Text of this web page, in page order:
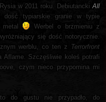
w 2011 roku. DebiutanckiAll
typiarskie granie w typie
metal
Werbel o brzmieniu z
się dość notorycznie.
werblu, co ten z Terrorfront
Aflame. Szczęśliwie koleś potrafi
czym nieco przypomina mi
do gustu nie przypadło, do